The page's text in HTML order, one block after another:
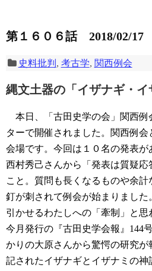
第１６０６話 2018/02/17
史料批判 , 考古学, 関西例会
縄文土器の「イザナギ・
本日、「古田史学の会」関西例
ターで開催されました。関西例
会場です。今回は１０名の発表
西村秀己さんから「発表は質疑応
こと。質問も長くなるものや余計
釘が刺されて例会が始まりまし
引かせるわたしへの「牽制」と思
今月発行の『古田史学会報』144
かりの大原さんから驚愕の研究が
記されたイザナギとイザナミの